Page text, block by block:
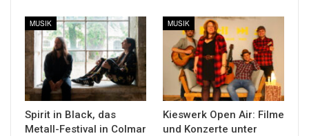
MUSIK
Spirit in Black, das
Metall-Festival in Colmar
MUSIK
Kieswerk Open Air: Filme
und Konzerte unter